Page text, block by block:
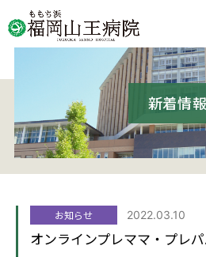
アクセス
HOME
ご来院の方へ
新着情報
お知らせ 2022.03.10
オンラインプレママ・プレ